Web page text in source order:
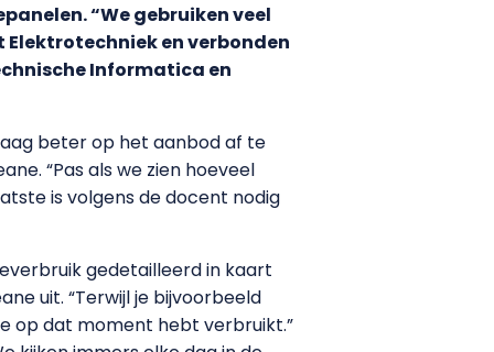
“We gebruiken veel
Elektrotechniek en verbonden
Informatica en
beter op het aanbod af te
“Pas als we zien hoeveel
is volgens de docent nodig
gedetailleerd in kaart
uit. “Terwijl je bijvoorbeeld
op dat moment hebt verbruikt.”